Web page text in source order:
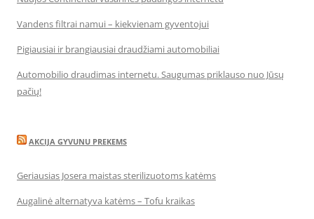
Vandens filtrai namui – kiekvienam gyventojui
Pigiausiai ir brangiausiai draudžiami automobiliai
Automobilio draudimas internetu. Saugumas priklauso nuo Jūsų
pačių!
AKCIJA GYVUNU PREKEMS
Geriausias Josera maistas sterilizuotoms katėms
Augalinė alternatyva katėms – Tofu kraikas